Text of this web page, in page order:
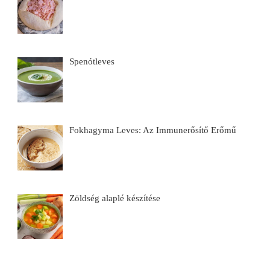
Spenótleves
Fokhagyma Leves: Az Immunerősítő Erőmű
Zöldség alaplé készítése